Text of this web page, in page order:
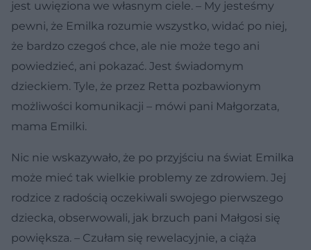
jest uwięziona we własnym ciele. – My jesteśmy
pewni, że Emilka rozumie wszystko, widać po niej,
że bardzo czegoś chce, ale nie może tego ani
powiedzieć, ani pokazać. Jest świadomym
dzieckiem. Tyle, że przez Retta pozbawionym
możliwości komunikacji – mówi pani Małgorzata,
mama Emilki.
Nic nie wskazywało, że po przyjściu na świat Emilka
może mieć tak wielkie problemy ze zdrowiem. Jej
rodzice z radością oczekiwali swojego pierwszego
dziecka, obserwowali, jak brzuch pani Małgosi się
powiększa. – Czułam się rewelacyjnie, a ciąża